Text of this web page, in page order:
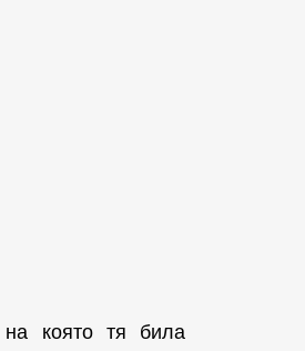
на която тя била